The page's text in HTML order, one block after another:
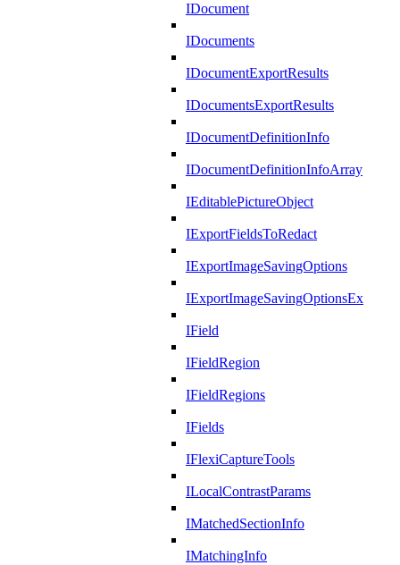
IDocument
IDocuments
IDocumentExportResults
IDocumentsExportResults
IDocumentDefinitionInfo
IDocumentDefinitionInfoArray
IEditablePictureObject
IExportFieldsToRedact
IExportImageSavingOptions
IExportImageSavingOptionsEx
IField
IFieldRegion
IFieldRegions
IFields
IFlexiCaptureTools
ILocalContrastParams
IMatchedSectionInfo
IMatchingInfo